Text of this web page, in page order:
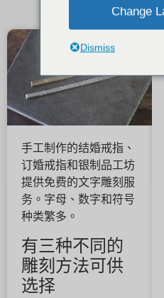
手工制作的结婚戒指、
订婚戒指和银制品工坊
提供免费的文字雕刻服
务。字母、数字和符号
种类繁多。
有三种不同的
雕刻方法可供
选择
Change
Dismiss